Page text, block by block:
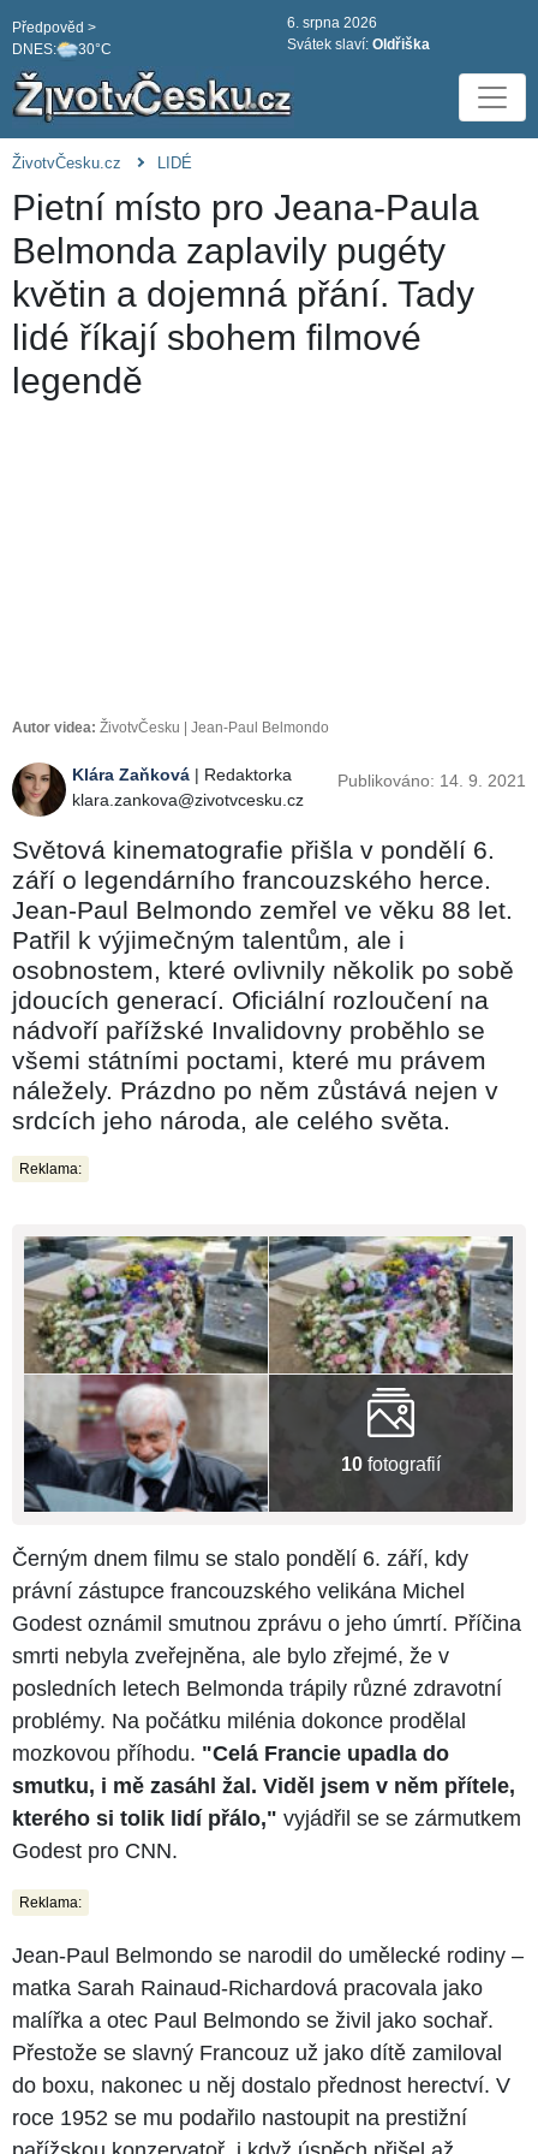
DNES: 30°C
Předpověd >
6. srpna 2026
Svátek slaví: Oldřiška
ŽivotvČesku.cz LIDÉ
Pietní místo pro Jeana-Paula
Belmonda zaplavily pugéty
květin a dojemná přání. Tady
lidé říkají sbohem filmové
legendě
Autor videa: ŽivotvČesku | Jean-Paul Belmondo
Klára Zaňková | Redaktorka
klara.zankova@zivotvcesku.cz
Publikováno: 14. 9. 2021
Světová kinematografie přišla v pondělí 6.
září o legendárního francouzského herce.
Jean-Paul Belmondo zemřel ve věku 88 let.
Patřil k výjimečným talentům, ale i
osobnostem, které ovlivnily několik po sobě
jdoucích generací. Oficiální rozloučení na
nádvoří pařížské Invalidovny proběhlo se
všemi státními poctami, které mu právem
náležely. Prázdno po něm zůstává nejen v
srdcích jeho národa, ale celého světa.
Reklama:
10 fotografií
Černým dnem filmu se stalo pondělí 6. září, kdy
právní zástupce francouzského velikána Michel
Godest oznámil smutnou zprávu o jeho úmrtí. Příčina
smrti nebyla zveřejněna, ale bylo zřejmé, že v
posledních letech Belmonda trápily různé zdravotní
problémy. Na počátku milénia dokonce prodělal
mozkovou příhodu. "Celá Francie upadla do
smutku, i mě zasáhl žal. Viděl jsem v něm přítele,
kterého si tolik lidí přálo," vyjádřil se se zármutkem
Godest pro CNN.
Reklama:
Jean-Paul Belmondo se narodil do umělecké rodiny –
matka Sarah Rainaud-Richardová pracovala jako
malířka a otec Paul Belmondo se živil jako sochař.
Přestože se slavný Francouz už jako dítě zamiloval
do boxu, nakonec u něj dostalo přednost herectví. V
roce 1952 se mu podařilo nastoupit na prestižní